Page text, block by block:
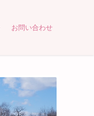
お問い合わせ